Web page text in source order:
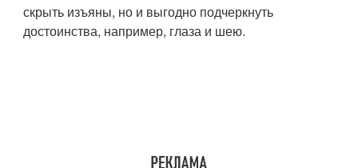
скрыть изъяны, но и выгодно подчеркнуть
достоинства, например, глаза и шею.